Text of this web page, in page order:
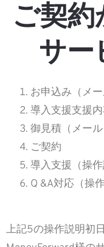
ご契
サー
お申込み（メー
導入支援支援
御見積（メール
ご契約
導入支援（操作
Q &A対応（操
上記5の操作説明初